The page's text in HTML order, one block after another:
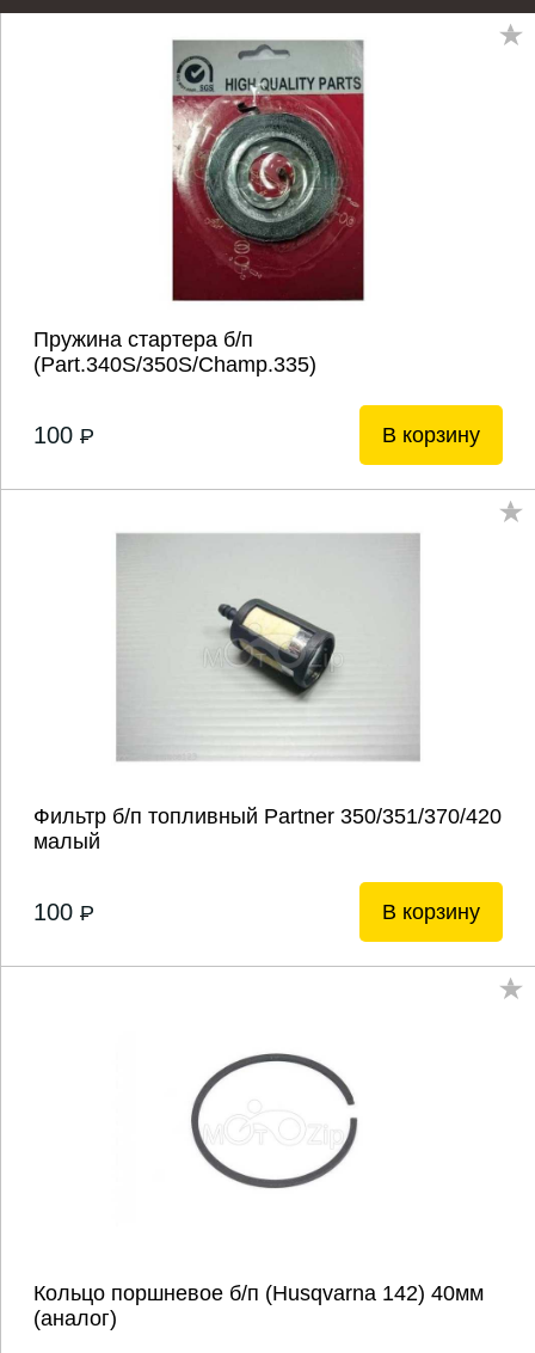
Пружина стартера б/п
(Part.340S/350S/Champ.335)
100 P В корзину
Фильтр б/п топливный Partner 350/351/370/420
малый
100 P В корзину
Кольцо поршневое б/п (Husqvarna 142) 40мм
(аналог)